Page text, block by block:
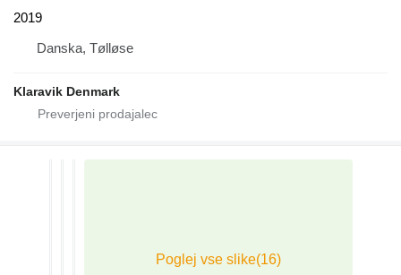
2019
Danska, Tølløse
Klaravik Denmark